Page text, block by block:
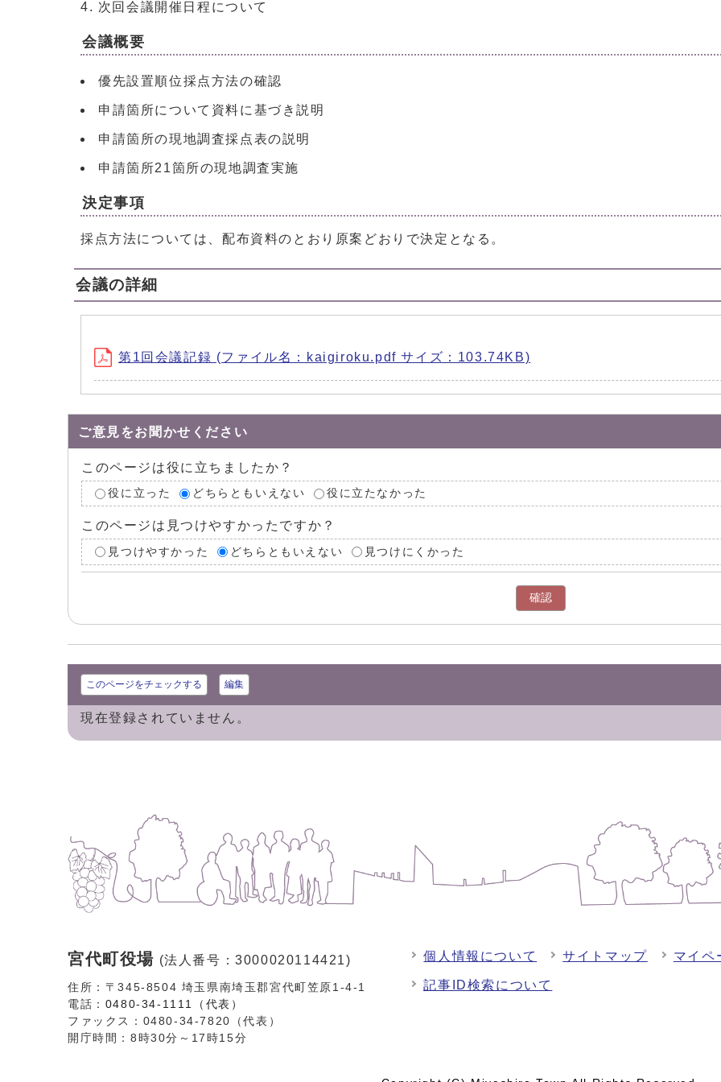
次回会議開催日程について
会議概要
優先設置順位採点方法の確認
申請箇所について資料に基づき説明
申請箇所の現地調査採点表の説明
申請箇所21箇所の現地調査実施
決定事項
採点方法については、配布資料のとおり原案どおりで決定となる。
会議の詳細
第1回会議記録 (ファイル名：kaigiroku.pdf サイズ：103.74KB)
ご意見をお聞かせください
このページは役に立ちましたか？
役に立った どちらともいえない 役に立たなかった
このページは見つけやすかったですか？
見つけやすかった どちらともいえない 見つけにくかった
確認
このページをチェックする 編集
現在登録されていません。
宮代町役場 (法人番号：3000020114421)
住所：〒345-8504 埼玉県南埼玉郡宮代町笠原1-4-1
電話： 0480-34-1111（代表）
ファックス：0480-34-7820（代表）
開庁時間：8時30分～17時15分
個人情報について サイトマップ マイペ
記事ID検索について